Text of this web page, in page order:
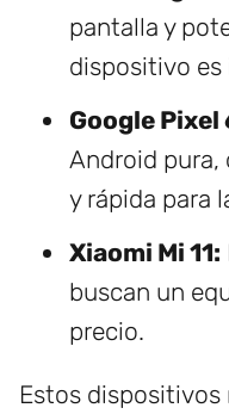
pantalla y
dispositivo es
Google Pixel
Android
y rápida para
Xiaomi Mi 11:
buscan un
precio.
Estos